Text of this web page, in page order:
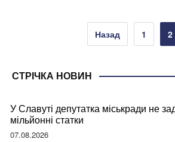
Назад 1 2
СТРІЧКА НОВИН
У Славуті депутатка міськради не
мільйонні статки
07.08.2026